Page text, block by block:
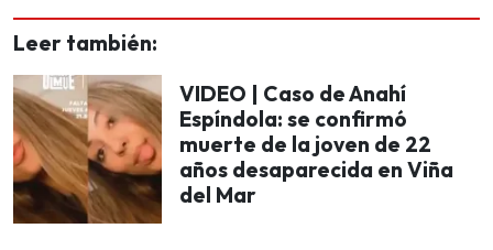
Leer también:
VIDEO | Caso de Anahí
Espíndola: se confirmó
muerte de la joven de 22
años desaparecida en Viña
del Mar